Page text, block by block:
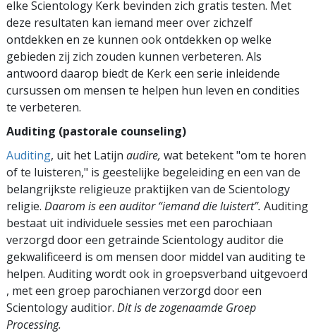
elke Scientology Kerk bevinden zich gratis testen. Met
deze resultaten kan iemand meer over zichzelf
ontdekken en ze kunnen ook ontdekken op welke
gebieden zij zich zouden kunnen verbeteren. Als
antwoord daarop biedt de Kerk een serie inleidende
cursussen om mensen te helpen hun leven en condities
te verbeteren.
Auditing (pastorale counseling)
Auditing, uit het Latijn audire, wat betekent "om te horen
of te luisteren," is geestelijke begeleiding en een van de
belangrijkste religieuze praktijken van de Scientology
religie. Daarom is een auditor “iemand die luistert”. Auditing
bestaat uit individuele sessies met een parochiaan
verzorgd door een getrainde Scientology auditor die
gekwalificeerd is om mensen door middel van auditing te
helpen. Auditing wordt ook in groepsverband uitgevoerd
, met een groep parochianen verzorgd door een
Scientology auditior. Dit is de zogenaamde Groep
Processing.